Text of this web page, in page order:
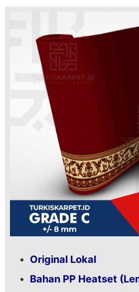
Original Lokal
Bahan PP Heatset